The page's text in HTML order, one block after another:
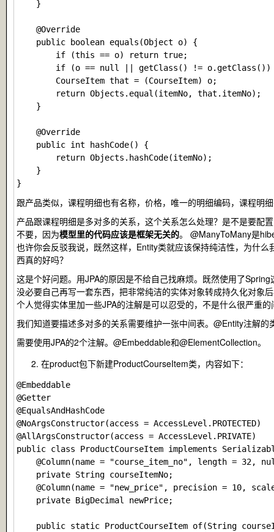
    }
    @Override
    public boolean equals(Object o) {
        if (this == o) return true;
if (o == null || getClass() != o.getClass())
        CourseItem that = (CourseItem) o;
        return Objects.equal(itemNo, that.itemNo);
    }
    @Override
    public int hashCode() {
        return Objects.hashCode(itemNo);
    }
跟产品类似，课程明细也有名称，价格，唯一的明细编码，课程明
产品跟课程明细是多对多的关系，这个关系怎么处理？是不是要配
不要，因为模型里的代码应该是框架无关的。 @ManyToMany是
也许你会反驳我说，既然这样，Entity类就应该保持纯洁性，为什
西真的好吗？
这是个好问题。用JPA的原因是不给自己找麻烦。既然使用了
没必要自己再写一套东西，把非常纯洁的实体对象转成持久化对象
个人觉得实体里加一些JPA的注解是可以忍受的，不是什么很严重
我们知道要描述多对多的关系需要维护一张中间表。@Entity注解
需要使用JPA的2个注解。 @Embeddable和@ElementCollection。
在product包下新建ProductCourseItem类，内容如下：
@Embeddable
@Getter
@EqualsAndHashCode
@NoArgsConstructor(access = AccessLevel.PROTECTED)
@AllArgsConstructor(access = AccessLevel.PRIVATE)
public class ProductCourseItem implements
@Column(name = "course_item_no", length = 32,
    private String courseItemNo;
@Column(name = "new_price", precision = 10,
    private BigDecimal newPrice;
public static ProductCourseItem of(String